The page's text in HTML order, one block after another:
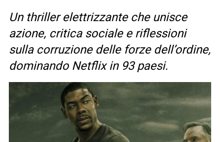
Un thriller elettrizzante che unisce
azione, critica sociale e riflessioni
sulla corruzione delle forze dell’ordine,
dominando Netflix in 93 paesi.